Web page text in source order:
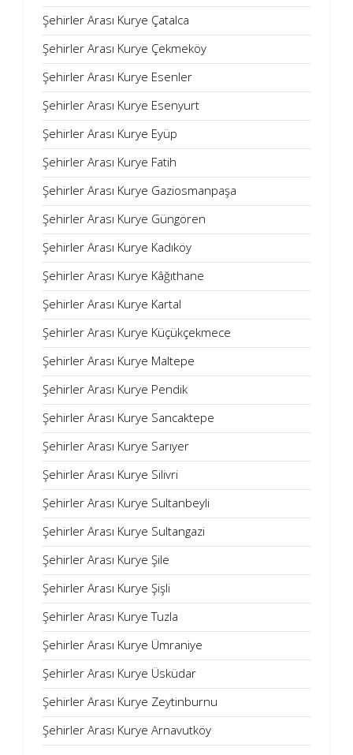
Şehirler Arası Kurye Çatalca
Şehirler Arası Kurye Çekmeköy
Şehirler Arası Kurye Esenler
Şehirler Arası Kurye Esenyurt
Şehirler Arası Kurye Eyüp
Şehirler Arası Kurye Fatih
Şehirler Arası Kurye Gaziosmanpaşa
Şehirler Arası Kurye Güngören
Şehirler Arası Kurye Kadıköy
Şehirler Arası Kurye Kâğıthane
Şehirler Arası Kurye Kartal
Şehirler Arası Kurye Küçükçekmece
Şehirler Arası Kurye Maltepe
Şehirler Arası Kurye Pendik
Şehirler Arası Kurye Sancaktepe
Şehirler Arası Kurye Sarıyer
Şehirler Arası Kurye Silivri
Şehirler Arası Kurye Sultanbeyli
Şehirler Arası Kurye Sultangazi
Şehirler Arası Kurye Şile
Şehirler Arası Kurye Şişli
Şehirler Arası Kurye Tuzla
Şehirler Arası Kurye Ümraniye
Şehirler Arası Kurye Üsküdar
Şehirler Arası Kurye Zeytinburnu
Şehirler Arası Kurye Arnavutköy